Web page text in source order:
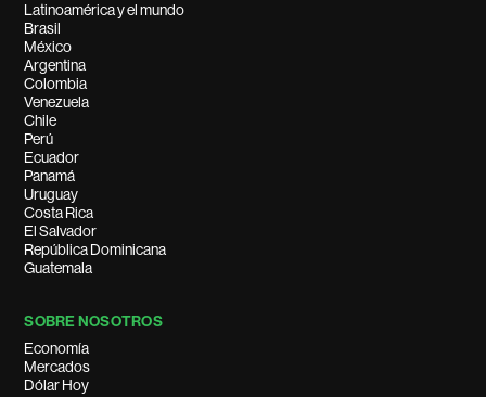
Latinoamérica y el mundo
Brasil
México
Argentina
Colombia
Venezuela
Chile
Perú
Ecuador
Panamá
Uruguay
Costa Rica
El Salvador
República Dominicana
Guatemala
SOBRE NOSOTROS
Economía
Mercados
Dólar Hoy